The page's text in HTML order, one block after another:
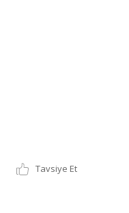
Tavsiye Et